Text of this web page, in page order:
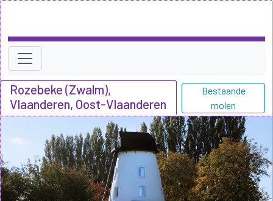
Rozebeke (Zwalm),
Vlaanderen, Oost-Vlaanderen
Bestaande
molen